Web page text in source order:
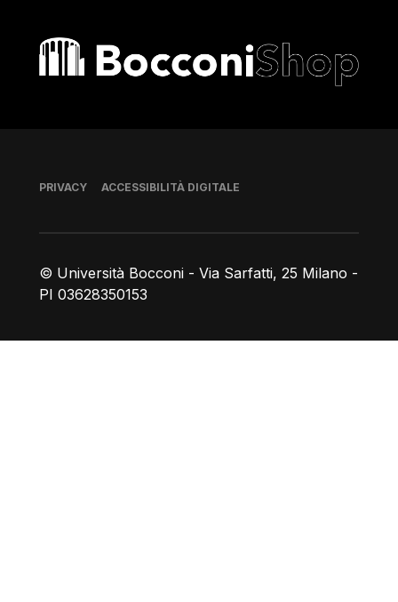
Bocconi shop
© Università Bocconi - Via Sarfatti, 25 Milano -
PI 03628350153
Piè di pagina
PRIVACY ACCESSIBILITÀ DIGITALE